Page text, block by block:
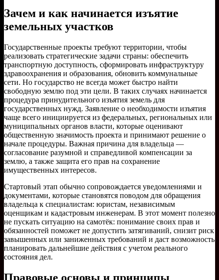
Зачем и как начинается изъятие
земельных участков
Государственные проекты требуют территории, чтобы
реализовать стратегические задачи страны: обеспечить
транспортную доступность, сформировать инфраструктуру
здравоохранения и образования, обновить коммунальные
сети. Но государство не всегда может быстро найти
свободную землю под эти цели. В таких случаях начинается
процедура принудительного изъятия земель для
государственных нужд. Заявление о необходимости изъятия
чаще всего инициируется из федеральных, региональных или
муниципальных органов власти, которые оценивают
общественную значимость проекта и принимают решение о
начале процедуры. Важная причина для владельца —
согласование разумной и справедливой компенсации за
землю, а также защита его прав на сохранение
имущественных интересов.
Стартовый этап обычно сопровождается уведомлениями и
документами, которые становятся поводом для обращения
владельца к специалистам: юристам, независимым
оценщикам и кадастровым инженерам. В этот момент полезно
не пускать ситуацию на самотёк: понимание своих прав и
обязанностей поможет не допустить затягиваний, снизит риск
завышенных или заниженных требований и даст возможность
планировать дальнейшие действия с учетом реального
состояния дел.
Правовые основы и принципы